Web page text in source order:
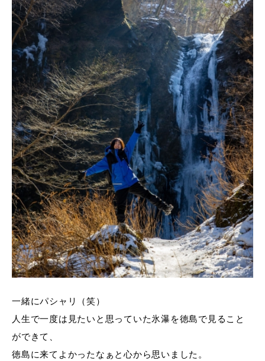
一緒にパシャリ（笑）
人生で一度は見たいと思っていた氷瀑を徳島で見ること
ができて、
徳島に来てよかったなぁと心から思いました。